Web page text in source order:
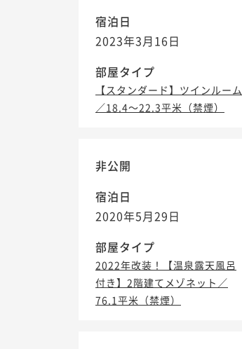
宿泊日
2023年3月16日
部屋タイプ
【スタンダード】ツインルーム
／18.4～22.3平米（禁煙）
非公開
宿泊日
2020年5月29日
部屋タイプ
2022年改装！【温泉露天風呂
付き】2階建てメゾネット／
76.1平米（禁煙）